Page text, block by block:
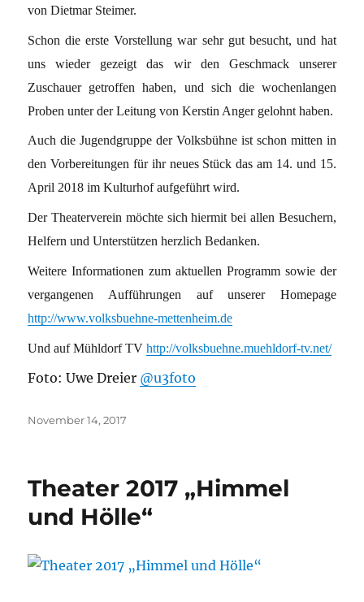
von Dietmar Steimer.
Schon die erste Vorstellung war sehr gut besucht, und hat
uns wieder gezeigt das wir den Geschmack unserer
Zuschauer getroffen haben, und sich die wochenlangen
Proben unter der Leitung von Kerstin Anger gelohnt haben.
Auch die Jugendgruppe der Volksbühne ist schon mitten in
den Vorbereitungen für ihr neues Stück das am 14. und 15.
April 2018 im Kulturhof aufgeführt wird.
Der Theaterverein möchte sich hiermit bei allen Besuchern,
Helfern und Unterstützen herzlich Bedanken.
Weitere Informationen zum aktuellen Programm sowie der
vergangenen Aufführungen auf unserer Homepage
http://www.volksbuehne-mettenheim.de
Und auf Mühldorf TVhttp://volksbuehne.muehldorf-tv.net/
Foto: Uwe Dreier @u3foto
Veröffentlicht
November 14, 2017
Theater 2017 „Himmel
und Hölle“